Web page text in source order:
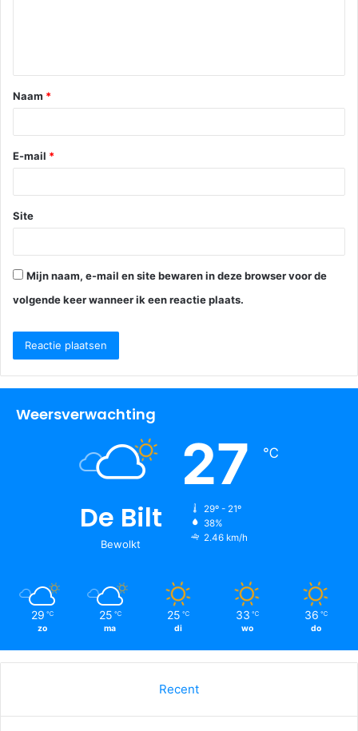
e
*
Naam *
E-mail *
Site
Mijn naam, e-mail en site bewaren in deze browser voor de
volgende keer wanneer ik een reactie plaats.
Weersverwachting
De Bilt
Bewolkt
27 ℃
29º - 21º
38%
2.46 km/h
29 ℃
zo
25 ℃
ma
25 ℃
di
33 ℃
wo
36 ℃
do
Recent